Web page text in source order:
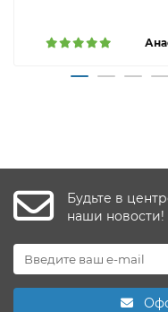
Будьте в
наши